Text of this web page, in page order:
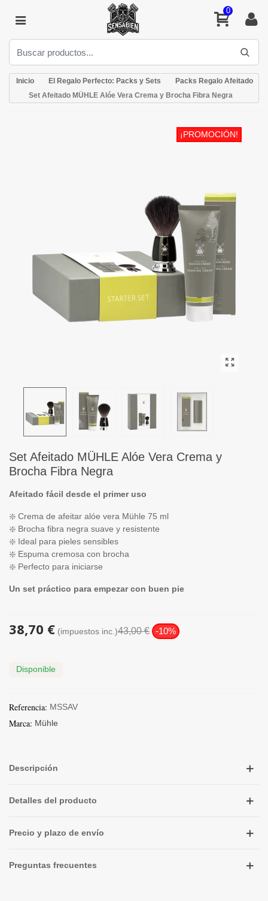
0
Inicio El Regalo Perfecto: Packs y Sets
Packs Regalo Afeitado
Set Afeitado MÜHLE Alóe Vera Crema y Brocha Fibra Negra
¡PROMOCIÓN!
Set Afeitado MÜHLE Alóe Vera Crema y
Brocha Fibra Negra
Afeitado fácil desde el primer uso
❇️ Crema de afeitar alóe vera Mühle 75 ml
❇️ Brocha fibra negra suave y resistente
❇️ Ideal para pieles sensibles
❇️ Espuma cremosa con brocha
❇️ Perfecto para iniciarse
Un set práctico para empezar con buen pie
38,70 € (impuestos inc.)43,00 € -10%
Disponible
Referencia: MSSAV
Marca: Mühle
Descripción
Detalles del producto
Precio y plazo de envío
Preguntas frecuentes